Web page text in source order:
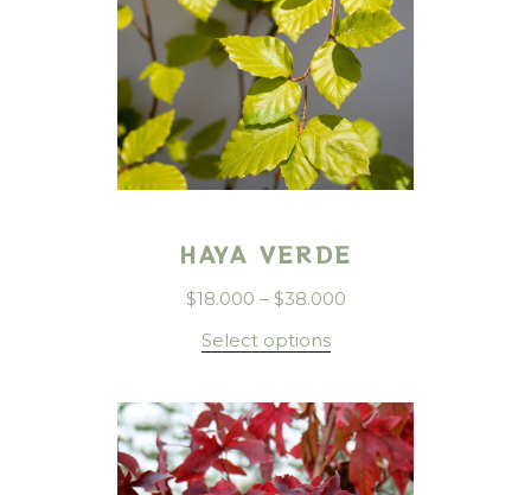
HAYA VERDE
$18.000 – $38.000
Select options